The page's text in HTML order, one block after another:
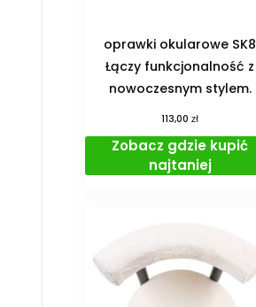
oprawki okularowe SK8
Łączy funkcjonalność z
nowoczesnym stylem.
113,00zł
Zobacz gdzie kupić
najtaniej